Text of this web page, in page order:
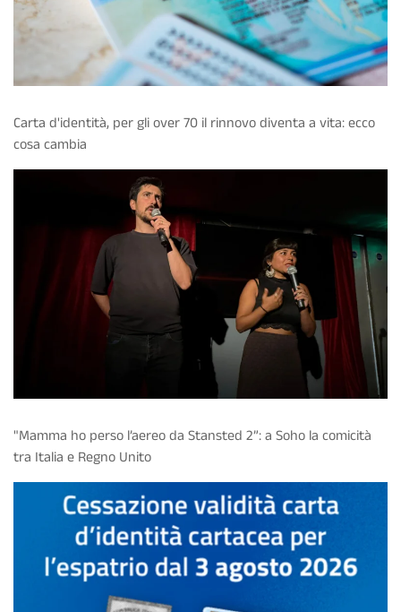
Carta d'identità, per gli over 70 il rinnovo diventa a vita: ecco
cosa cambia
"Mamma ho perso l’aereo da Stansted 2”: a Soho la comicità
tra Italia e Regno Unito